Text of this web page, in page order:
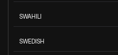
SWAHILI
SWEDISH